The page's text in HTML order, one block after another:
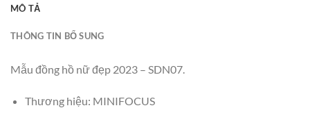
MÔ TẢ
THÔNG TIN BỔ SUNG
Mẫu đồng hồ nữ đẹp 2023 – SDN07.
Thương hiệu: MINIFOCUS